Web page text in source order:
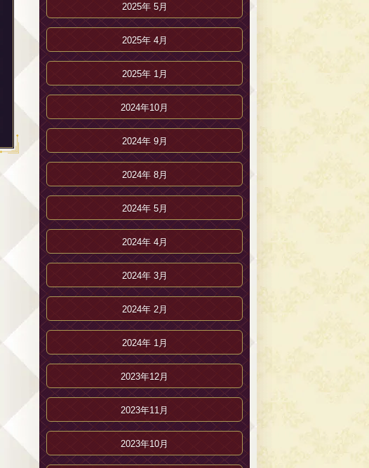
2025年 5月
2025年 4月
2025年 1月
2024年10月
2024年 9月
2024年 8月
2024年 5月
2024年 4月
2024年 3月
2024年 2月
2024年 1月
2023年12月
2023年11月
2023年10月